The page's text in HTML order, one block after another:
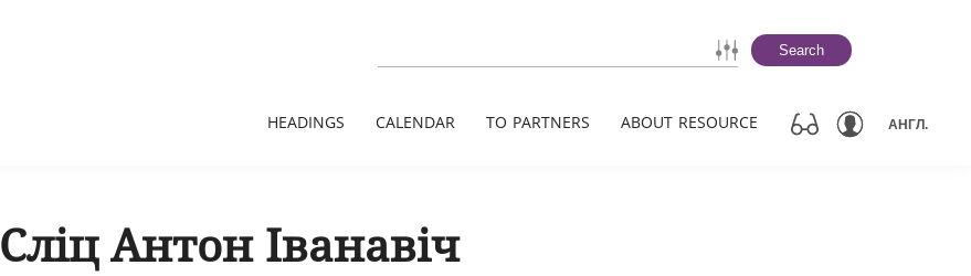
Search
HEADINGS CALENDAR TO PARTNERS ABOUT RESOURCE АНГЛ.
Сліц Антон Іванавіч